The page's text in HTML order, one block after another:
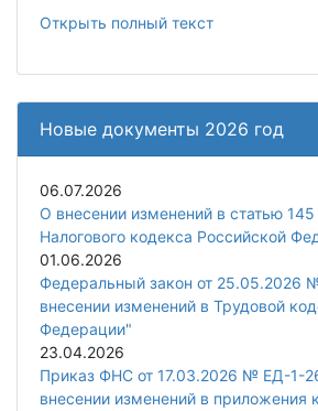
Открыть полный текст
Новые документы 2026 год
06.07.2026
О внесении изменений в статью 145
Налогового кодекса Российской
01.06.2026
Федеральный закон от 25.05.2026
внесении изменений в Трудовой
Федерации"
23.04.2026
Приказ ФНС от 17.03.2026 № ЕД-1-
внесении изменений в приложения